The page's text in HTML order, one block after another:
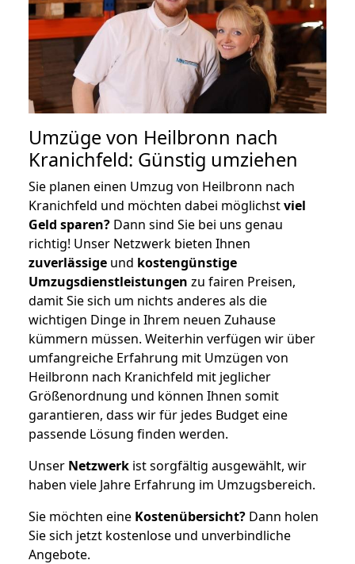
Umzüge von Heilbronn nach
Kranichfeld: Günstig umziehen
Sie planen einen Umzug von Heilbronn nach
Kranichfeld und möchten dabei möglichstviel
Geld sparen? Dann sind Sie bei uns genau
richtig! Unser Netzwerk bieten Ihnen
zuverlässige und kostengünstige
Umzugsdienstleistungen zu fairen Preisen,
damit Sie sich um nichts anderes als die
wichtigen Dinge in Ihrem neuen Zuhause
kümmern müssen. Weiterhin verfügen wir über
umfangreiche Erfahrung mit Umzügen von
Heilbronn nach Kranichfeld mit jeglicher
Größenordnung und können Ihnen somit
garantieren, dass wir für jedes Budget eine
passende Lösung finden werden.
Unser Netzwerk ist sorgfältig ausgewählt, wir
haben viele Jahre Erfahrung im Umzugsbereich.
Sie möchten eine Kostenübersicht? Dann holen
Sie sich jetzt kostenlose und unverbindliche
Angebote.